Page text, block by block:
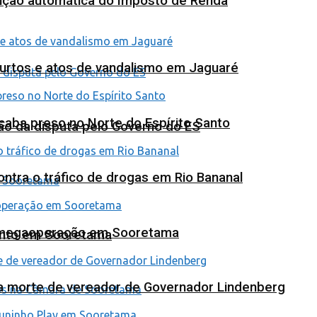
da disputa pelo Governo do ES
em Sooretama
e atos de vandalismo em Jaguaré
preso no Norte do Espírito Santo
o tráfico de drogas em Rio Bananal
em Sooretama
de vereador de Governador Lindenberg